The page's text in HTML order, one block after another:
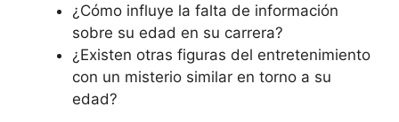
¿Cómo influye la falta de información
sobre su edad en su carrera?
¿Existen otras figuras del entretenimiento
con un misterio similar en torno a su
edad?